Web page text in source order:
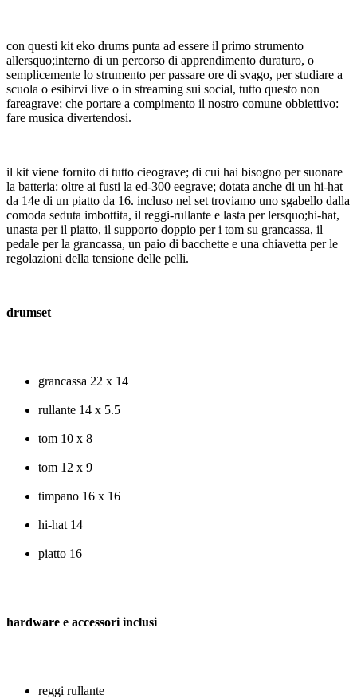
con questi kit eko drums punta ad essere il primo strumento
allersquo;interno di un percorso di apprendimento duraturo, o
semplicemente lo strumento per passare ore di svago, per studiare a
scuola o esibirvi live o in streaming sui social, tutto questo non
fareagrave; che portare a compimento il nostro comune obbiettivo:
fare musica divertendosi.
il kit viene fornito di tutto cieograve; di cui hai bisogno per suonare
la batteria: oltre ai fusti la ed-300 eegrave; dotata anche di un hi-hat
da 14e di un piatto da 16. incluso nel set troviamo uno sgabello dalla
comoda seduta imbottita, il reggi-rullante e lasta per lersquo;hi-hat,
unasta per il piatto, il supporto doppio per i tom su grancassa, il
pedale per la grancassa, un paio di bacchette e una chiavetta per le
regolazioni della tensione delle pelli.
drumset
grancassa 22 x 14
rullante 14 x 5.5
tom 10 x 8
tom 12 x 9
timpano 16 x 16
hi-hat 14
piatto 16
hardware e accessori inclusi
reggi rullante